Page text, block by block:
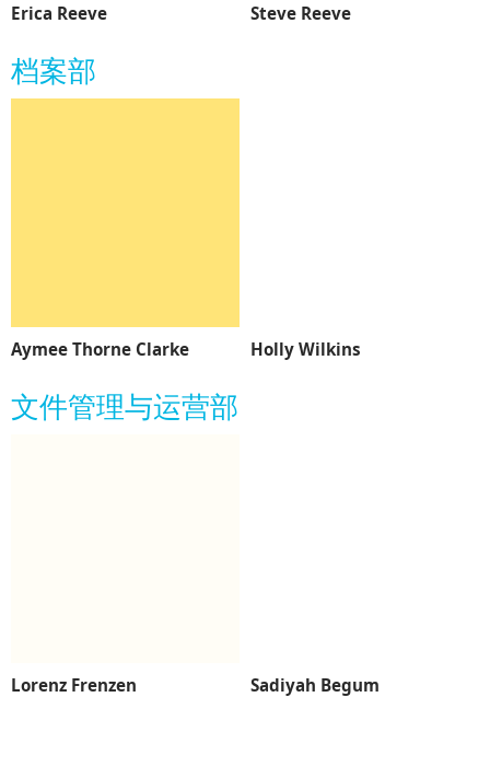
Erica Reeve Steve Reeve
档案部
Aymee Thorne Clarke Holly Wilkins
文件管理与运营部
Lorenz Frenzen Sadiyah Begum